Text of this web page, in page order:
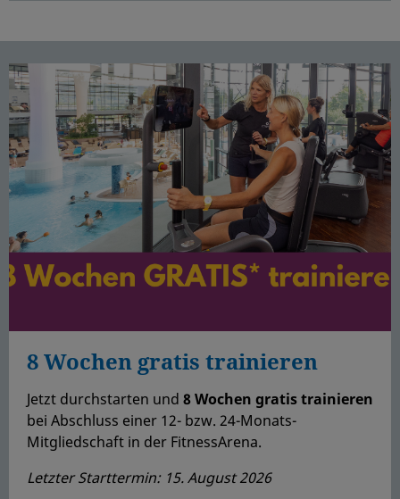
8 Wochen gratis trainieren
Jetzt durchstarten und 8 Wochen gratis trainieren
bei Abschluss einer 12- bzw. 24-Monats-
Mitgliedschaft in der FitnessArena.
Letzter Starttermin: 15. August 2026